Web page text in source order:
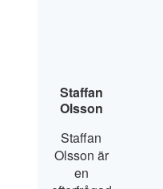
Staffan
Olsson
Staffan
Olsson är
en